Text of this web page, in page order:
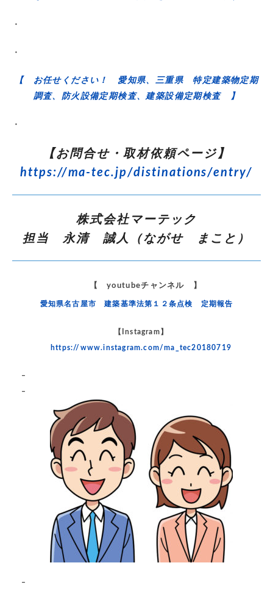
・
・
【 お任せください！ 愛知県、三重県 特定建築物定期
調査、防火設備定期検査、建築設備定期検査 】
・
【お問合せ・取材依頼ページ】
https://ma-tec.jp/distinations/entry/
株式会社マーテック
担当 永清 誠人（ながせ まこと）
【 youtubeチャンネル 】
愛知県名古屋市 建築基準法第１２条点検 定期報告
【Instagram】
https://www.instagram.com/ma_tec20180719
–
–
–